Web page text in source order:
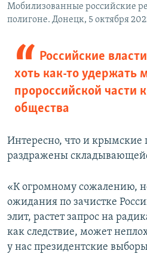
Мобилизованные российские
полигоне. Донецк, 5 октября
Российские
хоть как-то удержать
пророссийской части
общества
Интересно, что и крымские
раздражены
«К огромному сожалению,
ожидания по зачистке
элит, растет запрос на
как следствие, может
у нас президентские